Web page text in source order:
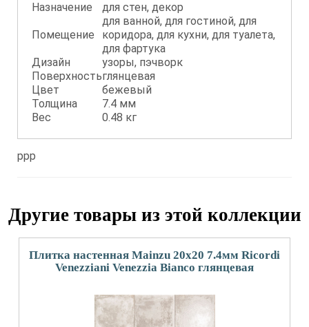
Назначение
для стен, декор
Помещение
для ванной, для гостиной, для
коридора, для кухни, для туалета,
для фартука
Дизайн
узоры, пэчворк
Поверхностьглянцевая
Цвет
бежевый
Толщина
7.4 мм
Вес
0.48 кг
ppp
Другие товары из этой коллекции
Плитка настенная Mainzu 20x20 7.4мм Ricordi
Venezziani Venezzia Bianco глянцевая